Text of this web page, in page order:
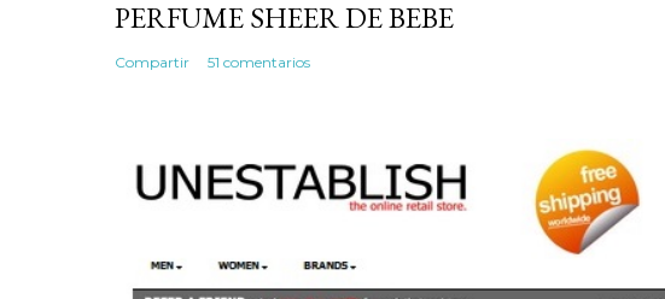
PERFUME SHEER DE BEBE
Compartir 51 comentarios